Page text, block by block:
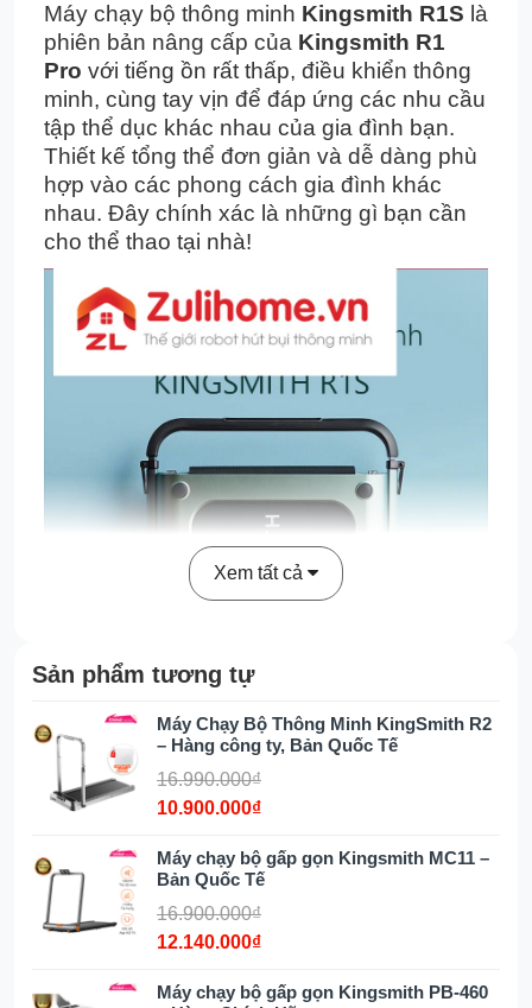
Máy chạy bộ thông minh Kingsmith R1S là
phiên bản nâng cấp của Kingsmith R1
Pro với tiếng ồn rất thấp, điều khiển thông
minh, cùng tay vịn để đáp ứng các nhu cầu
tập thể dục khác nhau của gia đình bạn.
Thiết kế tổng thể đơn giản và dễ dàng phù
hợp vào các phong cách gia đình khác
nhau. Đây chính xác là những gì bạn cần
cho thể thao tại nhà!
hợp các chế độ luyện tập là chạy bộ và đi
bộ, thiết kế gấp gọn tối ưu không gian gia
đình bạn, máy có thể dễ dàng gấp lại và
cất giữ một cách dễ dàng nhờ hai bánh xe
Xem tất cả
Sản phẩm tương tự
Máy Chạy Bộ Thông Minh KingSmith R2
– Hàng công ty, Bản Quốc Tế
16.990.000₫
10.900.000₫
Máy chạy bộ gấp gọn Kingsmith MC11 –
Bản Quốc Tế
16.900.000₫
12.140.000₫
Máy chạy bộ gấp gọn Kingsmith PB-460